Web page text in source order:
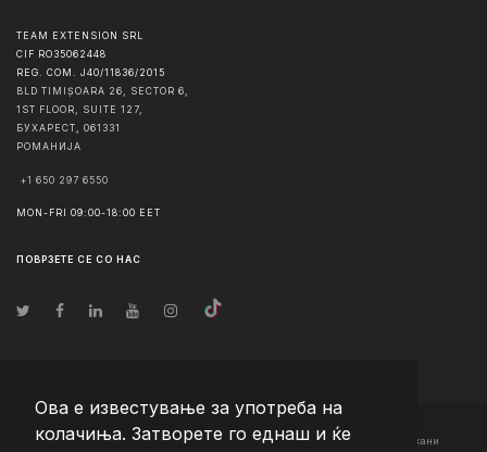
Ова е известување за употреба на
колачиња. Затворете го еднаш и ќе
TEAM EXTENSION SRL
CIF RO35062448
REG. COM. J40/11836/2015
BLD TIMIȘOARA 26, SECTOR 6,
1ST FLOOR, SUITE 127,
БУХАРЕСТ
061331
РОМАНИЈА
+1 650 297 6550
MON-FRI 09:00-18:00 EET
ПОВРЗЕТЕ СЕ СО НАС
© Авторско право2026 Team Extension Macedonia - Сите права задржани